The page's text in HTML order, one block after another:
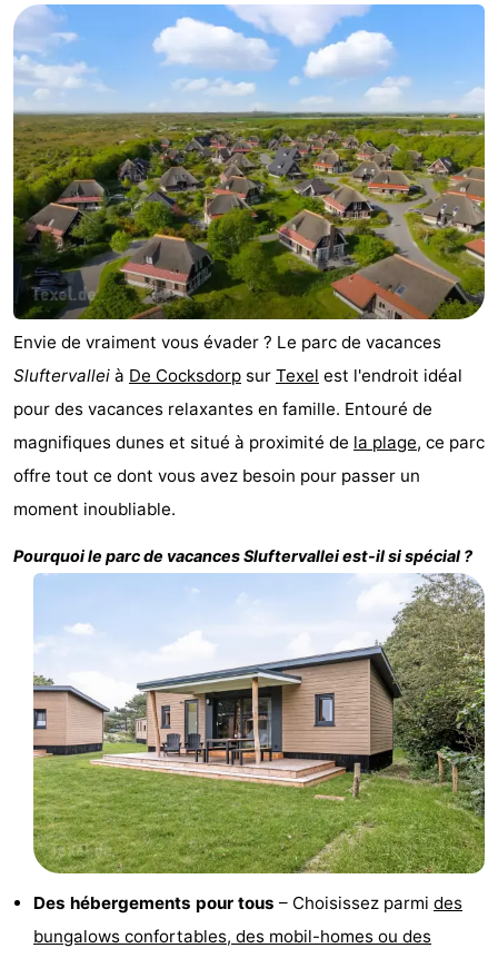
Koog
Oudeschild
-
De
Waal
-
Oosterend
Nature
Plus
beaux
points
de
vue
Passer
la
nuit
Appartements
-
Bosch
Zee
-
Vlijt
Hoeve
-
en
Zeezicht
Strandhuys
Strandplevier
Campings
Chambre
d'hôtes
Chaumières
Hoogelandt
Beach
Envie de vraiment vous évader ? Le parc de vacances
Sluftervallei à De Cocksdorp sur Texel est l'endroit idéal
pour des vacances relaxantes en famille. Entouré de
magnifiques dunes et situé à proximité de la plage, ce parc
offre tout ce dont vous avez besoin pour passer un
moment inoubliable.
Pourquoi le parc de vacancesSluftervalleiest-il si spécial ?
Des hébergements pour tous – Choisissez parmi des
bungalows confortables, des mobil-homes ou des